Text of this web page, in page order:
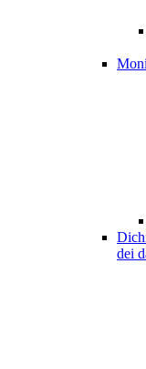
dei